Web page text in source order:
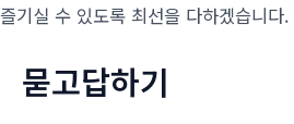
즐기실 수 있도록 최선을 다하겠습니다.
묻고답하기